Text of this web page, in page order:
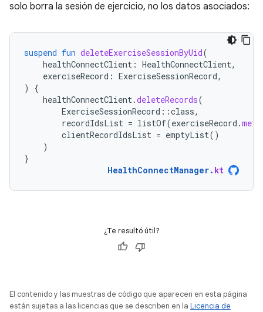
solo borra la sesión de ejercicio, no los datos asociados:
suspend fun deleteExerciseSessionByUid(
healthConnectClient : HealthConnectClient,
exerciseRecord : ExerciseSessionRecord,
)
{
healthConnectClient.deleteRecords(
ExerciseSessionRecord ::class,
recordIdsList = listOf(exerciseRecord .
clientRecordIdsList = emptyList()
)
}
HealthConnectManager. kt
¿Te resultó útil?
El contenido y las muestras de código que aparecen en esta página
están sujetas a las licencias que se describen en la Licencia de